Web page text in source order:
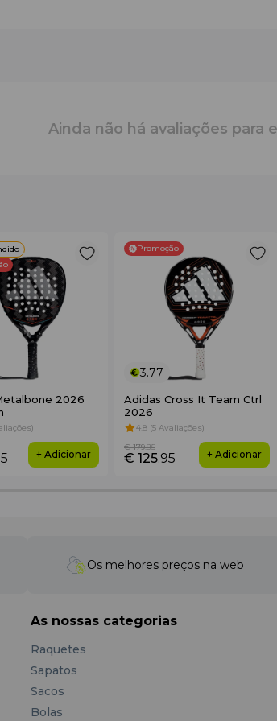
Ainda não há avaliações para
2026
+ Adicionar
Promoção
3.77
Adidas Cross It Team Ctrl
2026
4.8 (5 Avaliações)
€ 125.95
€ 179.95
+ Adicionar
Os melhores preços na web
As nossas categorias
Raquetes
Sapatos
Sacos
Bolas